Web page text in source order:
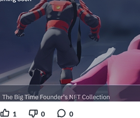
1 0 0